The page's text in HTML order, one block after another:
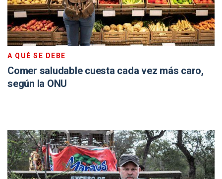
A QUÉ SE DEBE
Comer saludable cuesta cada vez más caro,
según la ONU